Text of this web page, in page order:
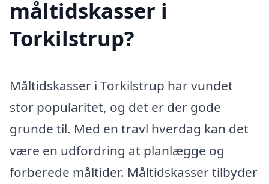
måltidskasser i
Torkilstrup?
Måltidskasser i Torkilstrup har vundet
stor popularitet, og det er der gode
grunde til. Med en travl hverdag kan det
være en udfordring at planlægge og
forberede måltider. Måltidskasser tilbyder